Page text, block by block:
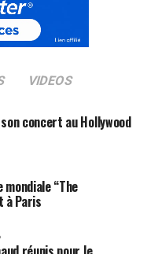
VIDEOS
concert au Hollywood
“The
à Paris